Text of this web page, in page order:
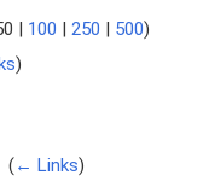
100 250 500)
)
(← Links)